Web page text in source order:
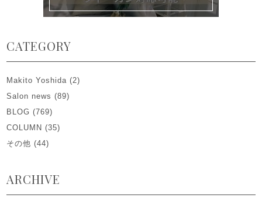
CATEGORY
Makito Yoshida (2)
Salon news (89)
BLOG (769)
COLUMN (35)
その他 (44)
ARCHIVE